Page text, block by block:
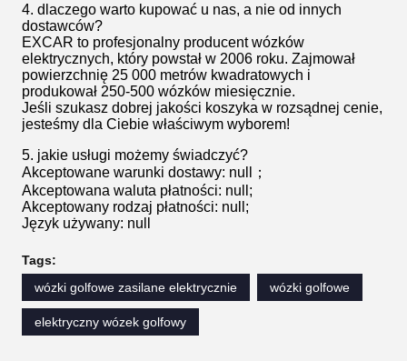
4. dlaczego warto kupować u nas, a nie od innych
dostawców?
EXCAR to profesjonalny producent wózków
elektrycznych, który powstał w 2006 roku. Zajmował
powierzchnię 25 000 metrów kwadratowych i
produkował 250-500 wózków miesięcznie.
Jeśli szukasz dobrej jakości koszyka w rozsądnej cenie,
jesteśmy dla Ciebie właściwym wyborem!
5. jakie usługi możemy świadczyć?
Akceptowane warunki dostawy: null；
Akceptowana waluta płatności: null;
Akceptowany rodzaj płatności: null;
Język używany: null
Tags:
wózki golfowe zasilane elektrycznie
wózki golfowe
elektryczny wózek golfowy